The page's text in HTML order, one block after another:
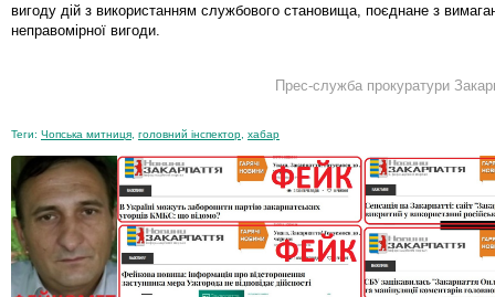
вигоду дій з використанням службового становища, поєднане з
неправомірної вигоди.
Прес-служба прокуратури
Теги: Чопська митниця головний інспектор хабар